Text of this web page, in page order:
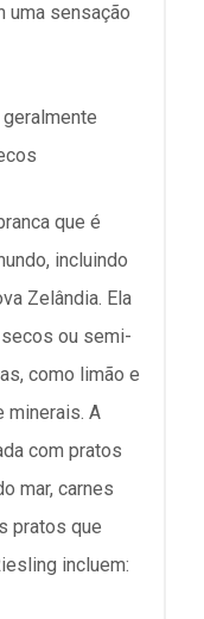
uma sensação
que é
incluindo
Zelândia. Ela
ou semi-
como limão e
minerais. A
com pratos
mar, carnes
pratos que
incluem: